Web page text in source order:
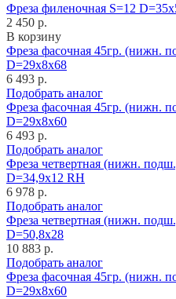
Фреза филеночная S=12
2 450 р.
В корзину
Фреза фасочная 45гр. (нижн.
D=29x8x68
6 493 р.
Подобрать аналог
Фреза фасочная 45гр. (нижн.
D=29x8x60
6 493 р.
Подобрать аналог
Фреза четвертная (нижн.
D=34,9x12 RH
6 978 р.
Подобрать аналог
Фреза четвертная (нижн.
D=50,8x28
10 883 р.
Подобрать аналог
Фреза фасочная 45гр. (нижн.
D=29x8x60